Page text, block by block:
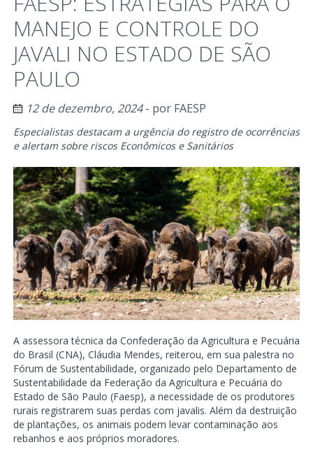
MANEJO E CONTROLE DO
JAVALI NO ESTADO DE SÃO
PAULO
12 de dezembro, 2024- por FAESP
Especialistas destacam a urgência do registro de ocorrências
e alertam sobre riscos Econômicos e Sanitários
A assessora técnica da Confederação da Agricultura e Pecuária
do Brasil (CNA), Cláudia Mendes, reiterou, em sua palestra no
Fórum de Sustentabilidade, organizado pelo Departamento de
Sustentabilidade da Federação da Agricultura e Pecuária do
Estado de São Paulo (Faesp), a necessidade de os produtores
rurais registrarem suas perdas com javalis. Além da destruição
de plantações, os animais podem levar contaminação aos
rebanhos e aos próprios moradores.